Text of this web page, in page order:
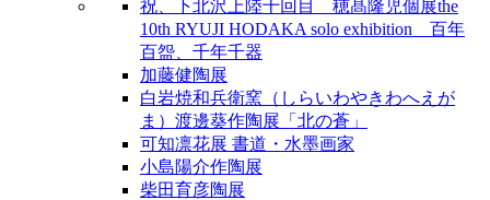
祝、下北沢上陸十回目 穂髙隆児個展the
10th RYUJI HODAKA solo exhibition 百年
百盌、千年千器
加藤健陶展
白岩焼和兵衛窯（しらいわやきわへえが
ま）渡邊葵作陶展「北の蒼」
可知凛花展 書道・水墨画家
小島陽介作陶展
柴田育彦陶展